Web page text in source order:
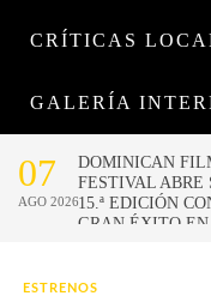
CRÍTICAS
GALERÍA
ESTRENOS